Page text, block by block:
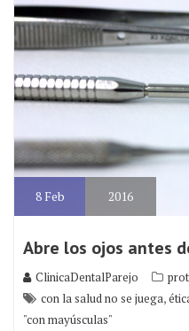
8 Feb 2016
Abre los ojos antes
ClinicaDentalParejo
con la salud no se juega,
"con mayúsculas"